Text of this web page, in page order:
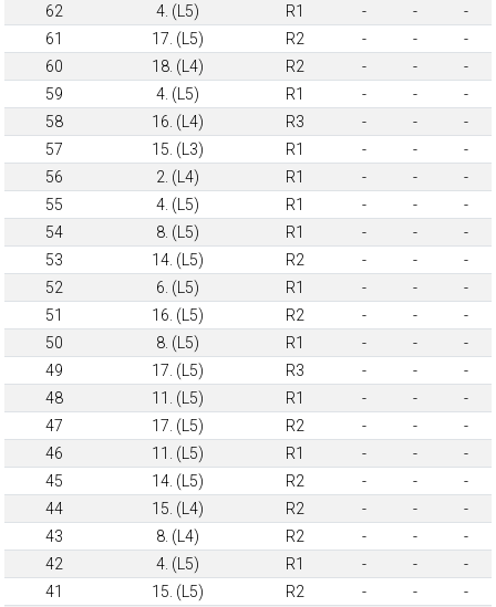
62
4. (L5) R1 - -
-
61
17. (L5) R2 - -
-
60
18. (L4) R2 - -
-
59
4. (L5) R1 - -
-
58
16. (L4) R3 - -
-
57
15. (L3) R1 - -
-
56
2. (L4) R1 - -
-
55
4. (L5) R1 - -
-
54
8. (L5) R1 - -
-
53
14. (L5) R2 - -
-
52
6. (L5) R1 - -
-
51
16. (L5) R2 - -
-
50
8. (L5) R1 - -
-
49
17. (L5) R3 - -
-
48
11. (L5) R1 - -
-
47
17. (L5) R2 - -
-
46
11. (L5) R1 - -
-
45
14. (L5) R2 - -
-
44
15. (L4) R2 - -
-
43
8. (L4) R2 - -
-
42
4. (L5) R1 - -
-
41
15. (L5) R2 - -
-